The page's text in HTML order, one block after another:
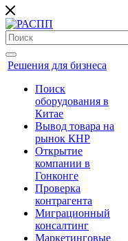
Решения для бизнеса
Поиск
оборудования в
Китае
Вывод товара на
рынок КНР
Открытие
компании в
Гонконге
Проверка
контрагента
Миграционный
консалтинг
Маркетинговые